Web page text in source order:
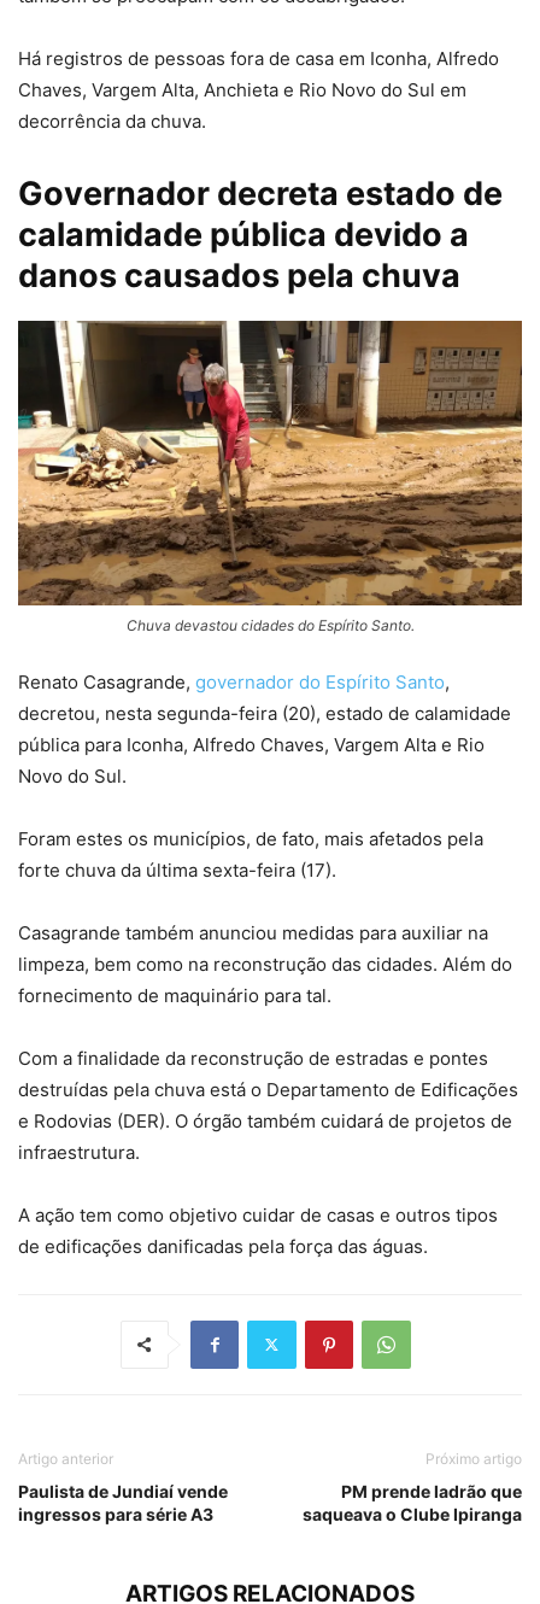
Há registros de pessoas fora de casa em Iconha, Alfredo
Chaves, Vargem Alta, Anchieta e Rio Novo do Sul em
decorrência da chuva.
Governador decreta estado de
calamidade pública devido a
danos causados pela chuva
Chuva devastou cidades do Espírito Santo.
Renato Casagrande, governador do Espírito Santo,
decretou, nesta segunda-feira (20), estado de calamidade
pública para Iconha, Alfredo Chaves, Vargem Alta e Rio
Novo do Sul.
Foram estes os municípios, de fato, mais afetados pela
forte chuva da última sexta-feira (17).
Casagrande também anunciou medidas para auxiliar na
limpeza, bem como na reconstrução das cidades. Além do
fornecimento de maquinário para tal.
Com a finalidade da reconstrução de estradas e pontes
destruídas pela chuva está o Departamento de Edificações
e Rodovias (DER). O órgão também cuidará de projetos de
infraestrutura.
A ação tem como objetivo cuidar de casas e outros tipos
de edificações danificadas pela força das águas.
Artigo anterior
Paulista de Jundiaí vende
ingressos para série A3
Próximo artigo
PM prende ladrão que
saqueava o Clube Ipiranga
ARTIGOS RELACIONADOS